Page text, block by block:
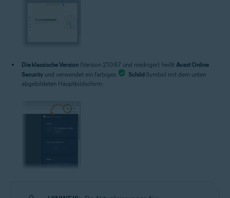
Die klassische Version (Version 21.0.67 und niedriger): heißt Avast Online
Security und verwendet ein farbiges Schild-Symbol mit dem unten
abgebildeten Hauptbildschirm: